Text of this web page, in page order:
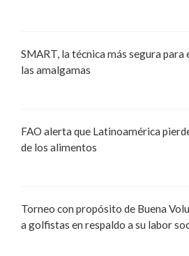
SMART, la técnica más segura para
las amalgamas
FAO alerta que Latinoamérica
de los alimentos
Torneo con propósito de Buena
a golfistas en respaldo a su labor